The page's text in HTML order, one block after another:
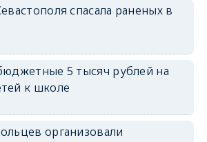
спасала раненых в
5 тысяч рублей на
к школе
организовали